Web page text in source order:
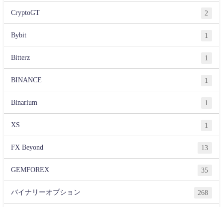
CryptoGT 2
Bybit 1
Bitterz 1
BINANCE 1
Binarium 1
XS 1
FX Beyond 13
GEMFOREX 35
バイナリーオプション 268